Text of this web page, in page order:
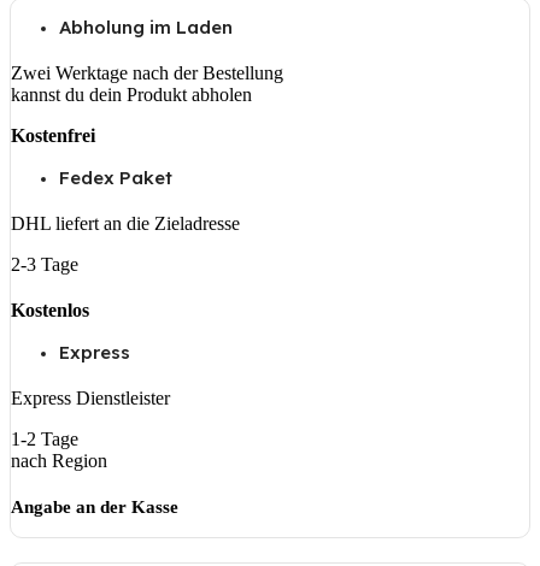
Abholung im Laden
Zwei Werktage nach der Bestellung
kannst du dein Produkt abholen
Kostenfrei
Fedex Paket
DHL liefert an die Zieladresse
2-3 Tage
Kostenlos
Express
Express Dienstleister
1-2 Tage
nach Region
Angabe an der Kasse